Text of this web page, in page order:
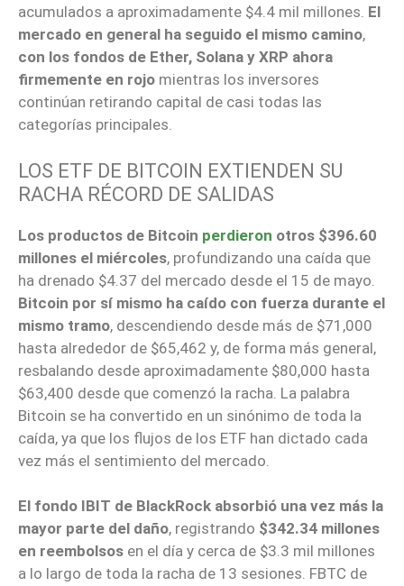
acumulados a aproximadamente $4.4 mil millones. El
mercado en general ha seguido el mismo camino,
con los fondos de Ether, Solana y XRP ahora
firmemente en rojo mientras los inversores
continúan retirando capital de casi todas las
categorías principales.
LOS ETF DE BITCOIN EXTIENDEN SU
RACHA RÉCORD DE SALIDAS
Los productos de Bitcoin perdieron otros $396.60
millones el miércoles, profundizando una caída que
ha drenado $4.37 del mercado desde el 15 de mayo.
Bitcoin por sí mismo ha caído con fuerza durante el
mismo tramo, descendiendo desde más de $71,000
hasta alrededor de $65,462 y, de forma más general,
resbalando desde aproximadamente $80,000 hasta
$63,400 desde que comenzó la racha. La palabra
Bitcoin se ha convertido en un sinónimo de toda la
caída, ya que los flujos de los ETF han dictado cada
vez más el sentimiento del mercado.
El fondo IBIT de BlackRock absorbió una vez más la
mayor parte del daño, registrando $342.34 millones
en reembolsos en el día y cerca de $3.3 mil millones
a lo largo de toda la racha de 13 sesiones. FBTC de